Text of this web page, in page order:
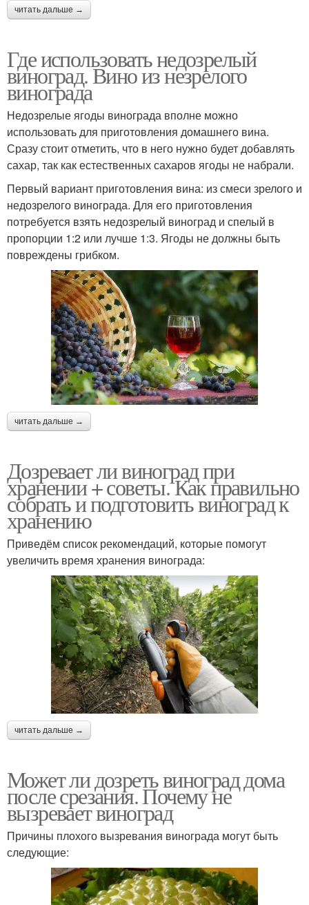
читать дальше →
Где использовать недозрелый
виноград. Вино из незрелого
винограда
Недозрелые ягоды винограда вполне можно
использовать для приготовления домашнего вина.
Сразу стоит отметить, что в него нужно будет добавлять
сахар, так как естественных сахаров ягоды не набрали.
Первый вариант приготовления вина: из смеси зрелого и
недозрелого винограда. Для его приготовления
потребуется взять недозрелый виноград и спелый в
пропорции 1:2 или лучше 1:3. Ягоды не должны быть
повреждены грибком.
читать дальше →
Дозревает ли виноград при
хранении + советы. Как правильно
собрать и подготовить виноград к
хранению
Приведём список рекомендаций, которые помогут
увеличить время хранения винограда:
читать дальше →
Может ли дозреть виноград дома
после срезания. Почему не
вызревает виноград
Причины плохого вызревания винограда могут быть
следующие: